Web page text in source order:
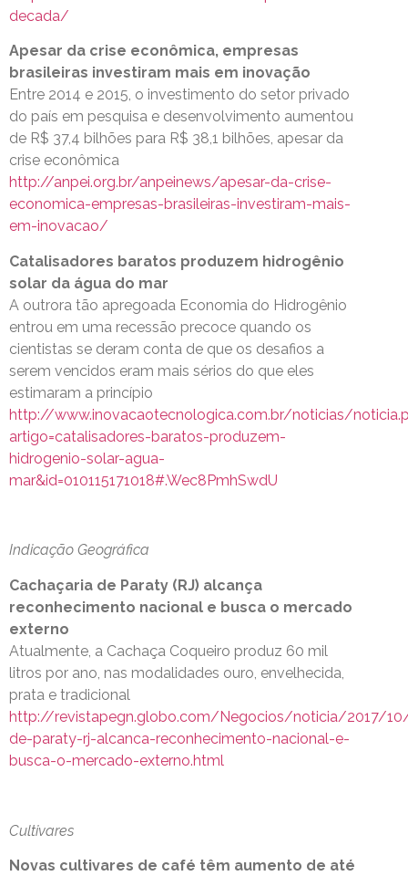
decada/
Apesar da crise econômica, empresas
brasileiras investiram mais em inovação
Entre 2014 e 2015, o investimento do setor privado
do país em pesquisa e desenvolvimento aumentou
de R$ 37,4 bilhões para R$ 38,1 bilhões, apesar da
crise econômica
http://anpei.org.br/anpeinews/apesar-da-crise-
economica-empresas-brasileiras-investiram-mais-
em-inovacao/
Catalisadores baratos produzem hidrogênio
solar da água do mar
A outrora tão apregoada Economia do Hidrogênio
entrou em uma recessão precoce quando os
cientistas se deram conta de que os desafios a
serem vencidos eram mais sérios do que eles
estimaram a princípio
http://www.inovacaotecnologica.com.br/noticias/
artigo=catalisadores-baratos-produzem-
hidrogenio-solar-agua-
mar&id=010115171018#.Wec8PmhSwdU
Indicação Geográfica
Cachaçaria de Paraty (RJ) alcança
reconhecimento nacional e busca o mercado
externo
Atualmente, a Cachaça Coqueiro produz 60 mil
litros por ano, nas modalidades ouro, envelhecida,
prata e tradicional
http://revistapegn.globo.com/Negocios/noticia/2017/
de-paraty-rj-alcanca-reconhecimento-nacional-e-
busca-o-mercado-externo.html
Cultivares
Novas cultivares de café têm aumento de até